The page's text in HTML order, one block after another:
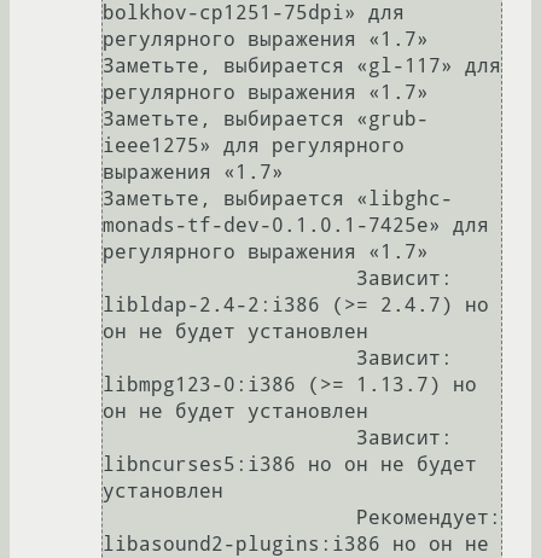
bolkhov-cp1251-75dpi» для
регулярного выражения «1.7»
Заметьте, выбирается «gl-117» для
регулярного выражения «1.7»
Заметьте, выбирается «grub-
ieee1275» для регулярного
выражения «1.7»
Заметьте, выбирается «libghc-
monads-tf-dev-0.1.0.1-7425e» для
регулярного выражения «1.7»
libldap-2.4-2:i386 (>= 2.4.7) но
он не будет установлен
libmpg123-0:i386 (>= 1.13.7) но
он не будет установлен
libncurses5:i386 но он не будет
установлен
libasound2-plugins:i386 но он не